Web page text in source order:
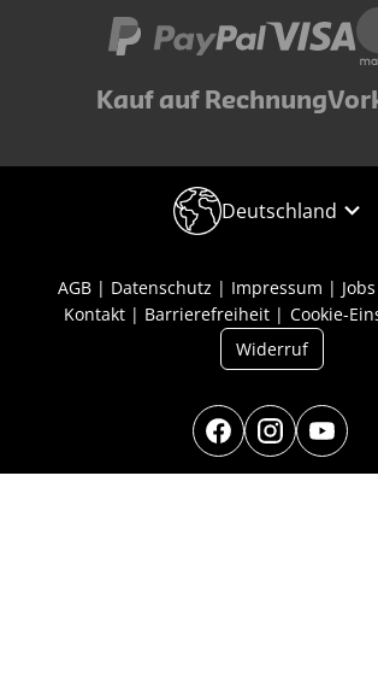
Kauf auf Rechnung
Deutschland
AGB Datenschutz Impressum
Kontakt
Barrierefreiheit
Cookie-
Widerruf